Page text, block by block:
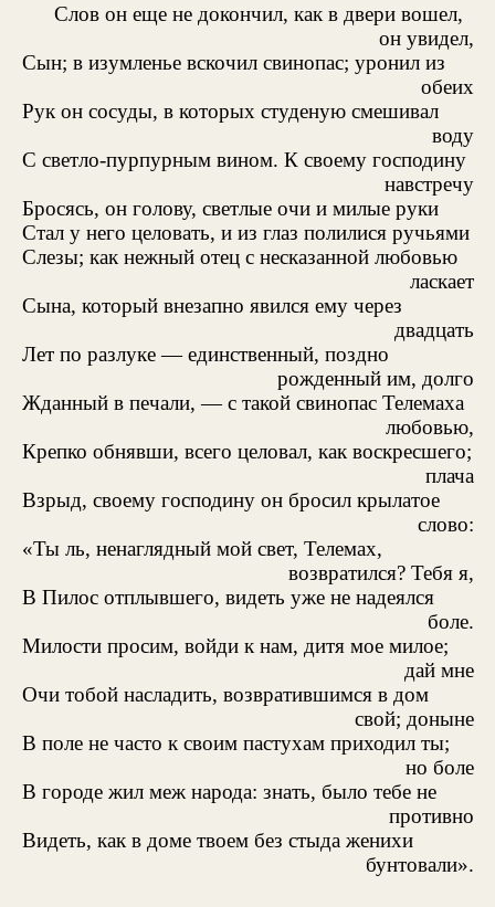
Слов он еще не докончил, как в двери вошел,
он увидел,
Сын; в изумленье вскочил свинопас; уронил из
обеих
Рук он сосуды, в которых студеную смешивал
воду
С светло-пурпурным вином. К своему господину
навстречу
Бросясь, он голову, светлые очи и милые руки
Стал у него целовать, и из глаз полилися ручьями
Слезы; как нежный отец с несказанной любовью
ласкает
Сына, который внезапно явился ему через
двадцать
Лет по разлуке — единственный, поздно
рожденный им, долго
Жданный в печали, — с такой свинопас Телемаха
любовью,
Крепко обнявши, всего целовал, как воскресшего;
плача
Взрыд, своему господину он бросил крылатое
слово:
«Ты ль, ненаглядный мой свет, Телемах,
возвратился? Тебя я,
В Пилос отплывшего, видеть уже не надеялся
боле.
Милости просим, войди к нам, дитя мое милое;
дай мне
Очи тобой насладить, возвратившимся в дом
свой; доныне
В поле не часто к своим пастухам приходил ты;
но боле
В городе жил меж народа: знать, было тебе не
противно
Видеть, как в доме твоем без стыда женихи
бунтовали».